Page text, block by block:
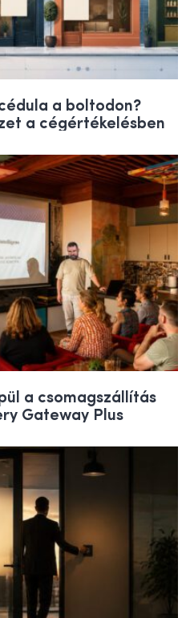
a boltodon?
a cégértékelésben
a csomagszállítás
Gateway Plus